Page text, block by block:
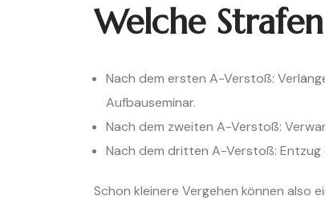
Welche
Nach dem ersten A-Verstoß:
Aufbauseminar.
Nach dem zweiten A-Verstoß:
Nach dem dritten A-Verstoß: Entzug
Schon kleinere Vergehen können also